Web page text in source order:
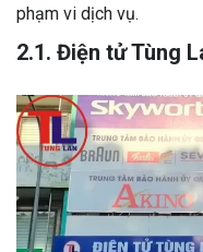
phạm vi dịch vụ.
2.1. Điện tử Tùng